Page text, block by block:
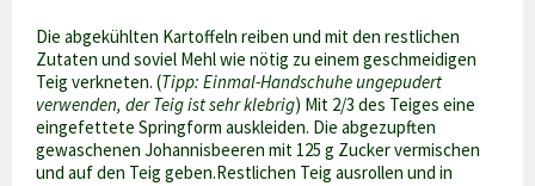
Die abgekühlten Kartoffeln reiben und mit den restlichen
Zutaten und soviel Mehl wie nötig zu einem geschmeidigen
Teig verkneten. (Tipp: Einmal-Handschuhe ungepudert
verwenden, der Teig ist sehr klebrig) Mit 2/3 des Teiges eine
eingefettete Springform auskleiden. Die abgezupften
gewaschenen Johannisbeeren mit 125 g Zucker vermischen
und auf den Teig geben.Restlichen Teig ausrollen und in